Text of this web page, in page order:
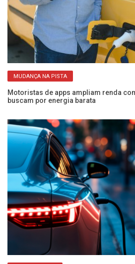
MUDANÇA NA PISTA
Motoristas de apps ampliam renda
buscam por energia barata